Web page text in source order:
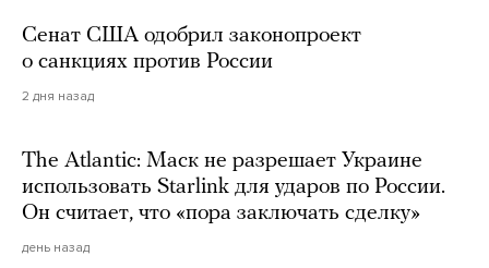
Сенат США одобрил законопроект
о санкциях против России
2 дня назад
The Atlantic: Маск не разрешает Украине
использовать Starlink для ударов по России.
Он считает, что «пора заключать сделку»
день назад